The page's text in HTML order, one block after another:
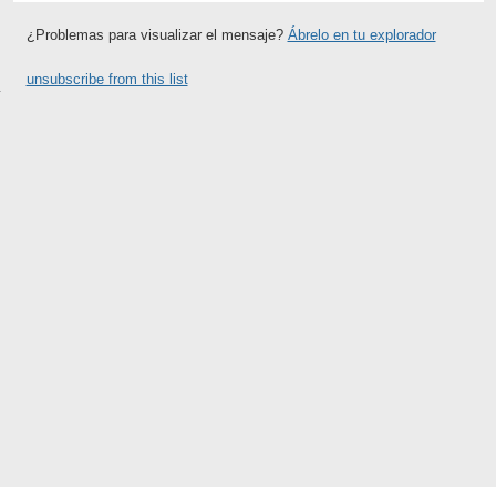
¿Problemas para visualizar el mensaje? Ábrelo en tu explorador
unsubscribe from this list